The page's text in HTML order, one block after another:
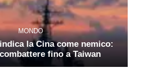
MONDO
la Cina come nemico:
fino a Taiwan